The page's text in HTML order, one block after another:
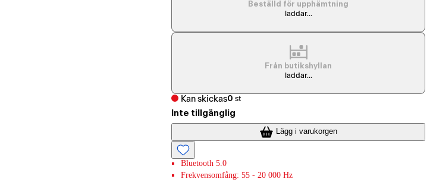
Beställd för upphämtning
laddar...
Från butikshyllan
laddar...
Kan skickas0 st
Inte tillgänglig
Lägg i varukorgen
Bluetooth 5.0
Frekvensomfång: 55 - 20 000 Hz